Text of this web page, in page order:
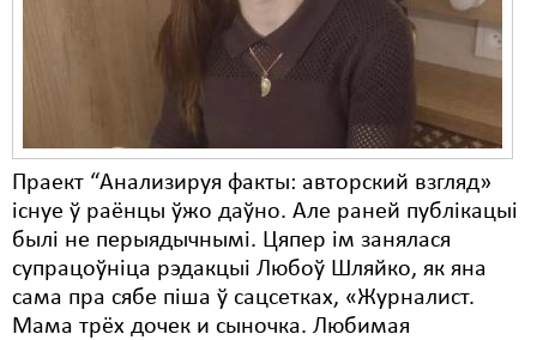
Праект “Анализируя факты: авторский взгляд»
існуе ў раёнцы ўжо даўно. Але раней публікацыі
былі не перыядычнымі. Цяпер ім занялася
супрацоўніца рэдакцыі Любоў Шляйко, як яна
сама пра сябе піша ў сацсетках, «Журналист.
Мама трёх дочек и сыночка. Любимая
Культурныя правы
Мірныя сходы
Палітвязьні
Праваабаронцы
Правы дзіцяці